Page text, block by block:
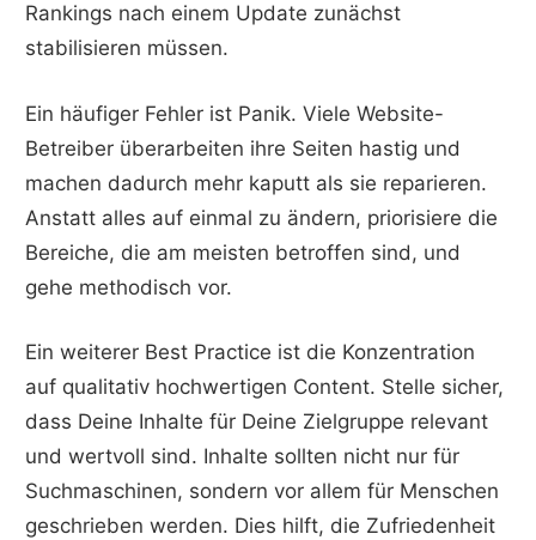
Rankings nach einem Update zunächst
stabilisieren müssen.
Ein häufiger Fehler ist Panik. Viele Website-
Betreiber überarbeiten ihre Seiten hastig und
machen dadurch mehr kaputt als sie reparieren.
Anstatt alles auf einmal zu ändern, priorisiere die
Bereiche, die am meisten betroffen sind, und
gehe methodisch vor.
Ein weiterer Best Practice ist die Konzentration
auf qualitativ hochwertigen Content. Stelle sicher,
dass Deine Inhalte für Deine Zielgruppe relevant
und wertvoll sind. Inhalte sollten nicht nur für
Suchmaschinen, sondern vor allem für Menschen
geschrieben werden. Dies hilft, die Zufriedenheit